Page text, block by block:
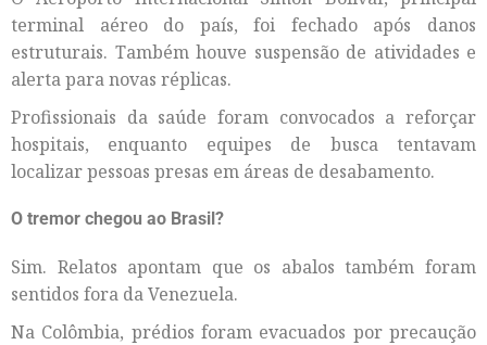
terminal aéreo do país, foi fechado após danos
estruturais. Também houve suspensão de atividades e
alerta para novas réplicas.
Profissionais da saúde foram convocados a reforçar
hospitais, enquanto equipes de busca tentavam
localizar pessoas presas em áreas de desabamento.
O tremor chegou ao Brasil?
Sim. Relatos apontam que os abalos também foram
sentidos fora da Venezuela.
Na Colômbia, prédios foram evacuados por precaução